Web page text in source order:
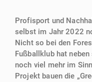
Profisport und
selbst im Jahr 2022
Nicht so bei den
Fußballklub hat
noch viel mehr im
Projekt bauen die